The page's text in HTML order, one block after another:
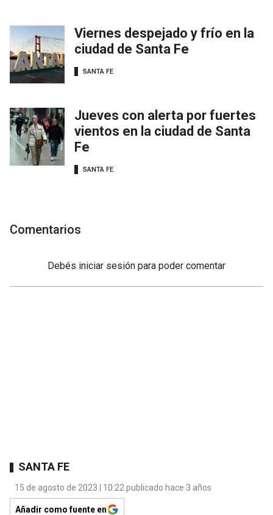
Viernes despejado y frío en la
ciudad de Santa Fe
SANTA FE
Jueves con alerta por fuertes
vientos en la ciudad de Santa
Fe
SANTA FE
Comentarios
Debés iniciar sesión para poder comentar
SANTA FE
15 de agosto de 2023 | 10:22 publicado hace 3 años
Añadir como fuente en